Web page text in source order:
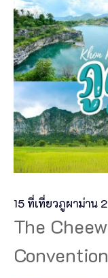
15 ที่เที่ยวภูผาม่าน
The
Convention